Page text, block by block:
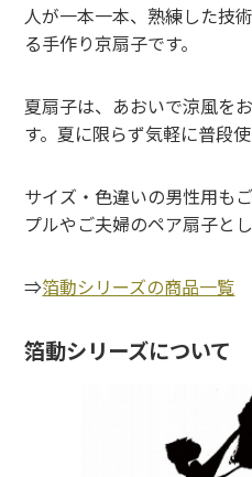
人が一本一本、熟練した技
る手作り京扇子です。
夏扇子は、あおいで涼風を
す。夏に限らず気軽に普段
サイズ・色違いの男性用も
プルやご夫婦のペア扇子と
⇒箔動シリーズの商品一覧
箔動シリーズについて